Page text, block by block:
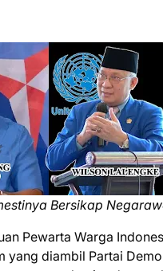
Bersikap
Pewarta Warga
yang diambil Partai